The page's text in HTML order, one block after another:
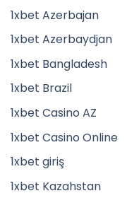
1xbet Azerbajan
1xbet Azerbaydjan
1xbet Bangladesh
1xbet Brazil
1xbet Casino AZ
1xbet Casino Online
1xbet giriş
1xbet Kazahstan